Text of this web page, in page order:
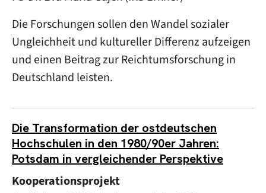
Die Forschungen sollen den Wandel sozialer
Ungleichheit und kultureller Differenz aufzeigen
und einen Beitrag zur Reichtumsforschung in
Deutschland leisten.
Die Transformation der ostdeutschen
Hochschulen in den 1980/90er Jahren:
Potsdam in vergleichender Perspektive
Kooperationsprojekt